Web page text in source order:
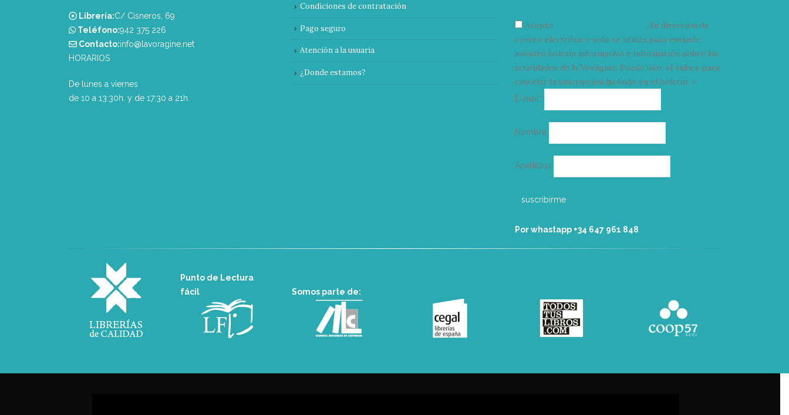
Librería:C/ Cisneros, 69
Teléfono:‭942 375 226‬
Contacto:info@lavoragine.net
HORARIOS
De lunes a viernes
de 10 a 13:30h. y de 17:30 a 21h.
Condiciones de contratación
Pago seguro
Atención a la usuaria
¿Donde estamos?
Acepto
Su dirección de
correo electrónico solo se utiliza para enviarle
nuestro boletín informativo e información sobre las
actividades de la Vorágine. Puede usar el enlace para
cancelar la suscripción incluido en el boletín. >
E-mail*
electrónico
Nombre
Apellidos
Por whastapp +34 ‭647 961 848‬
Punto de Lectura
fácil
Somos parte de: